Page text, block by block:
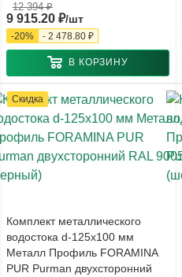
9 915.20 ₽/шт
12 394₽
-20% - 2 478.80 ₽
В КОРЗИНУ
Скидка
Комплект металлического
водостока d-125x100 мм
Металл Профиль FORAMINA
PUR Purman двухсторонний